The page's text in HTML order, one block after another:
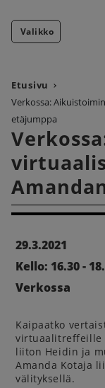
Valikko
Etusivu
Verkossa:
etäjumppa
29.3.2021
Kello: 16.30 -
Verkossa
Kaipaatko
virtuaalitreffeille
liiton Heidin ja
Amanda Kotaja
välityksellä.